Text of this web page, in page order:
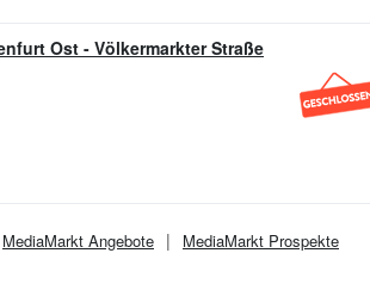
Ost - Völkermarkter Straße
MediaMarkt Angebote MediaMarkt Prospekte